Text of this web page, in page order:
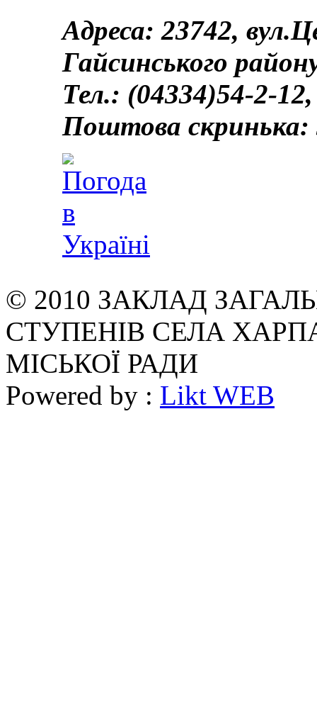
Адреса: 23742,
Гайсинського
Тел.: (04334)54-2-
Поштова скринька:
© 2010 ЗАКЛАД
СТУПЕНІВ СЕЛА
МІСЬКОЇ РАДИ
Powered by : Likt WEB